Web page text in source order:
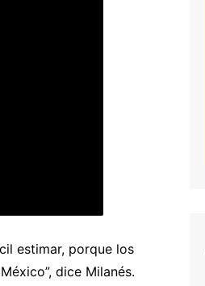
estimar, porque los
dice Milanés.